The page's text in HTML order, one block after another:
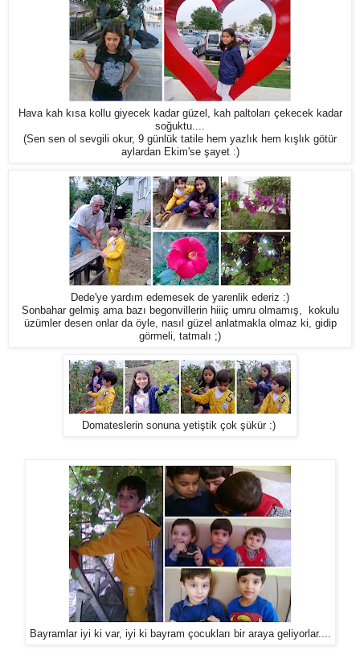
Hava kah kısa kollu giyecek kadar güzel, kah paltoları çekecek kadar
soğuktu....
(Sen sen ol sevgili okur, 9 günlük tatile hem yazlık hem kışlık götür
aylardan Ekim'se şayet :)
Dede'ye yardım edemesek de yarenlik ederiz :)
Sonbahar gelmiş ama bazı begonvillerin hiiiç umru olmamış, kokulu
üzümler desen onlar da öyle, nasıl güzel anlatmakla olmaz ki, gidip
görmeli, tatmalı ;)
Domateslerin sonuna yetiştik çok şükür :)
Bayramlar iyi ki var, iyi ki bayram çocukları bir araya geliyorlar....